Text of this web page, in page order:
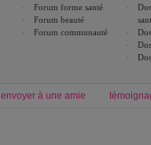
Forum forme santé
Forum beauté
Forum communauté
envoyer à une amie